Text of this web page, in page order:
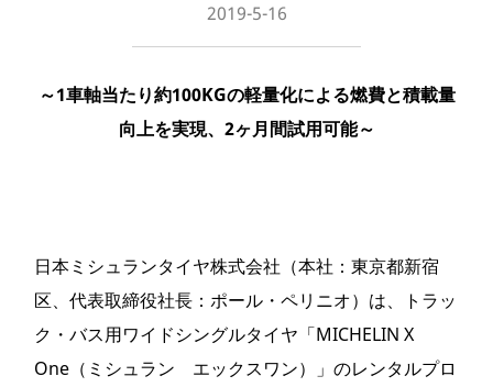
2019-5-16
～1車軸当たり約100KGの軽量化による燃費と積載量
向上を実現、2ヶ月間試用可能～
日本ミシュランタイヤ株式会社（本社：東京都新宿
区、代表取締役社長：ポール・ペリニオ）は、トラッ
ク・バス用ワイドシングルタイヤ「MICHELIN X
One（ミシュラン エックスワン）」のレンタルプロ